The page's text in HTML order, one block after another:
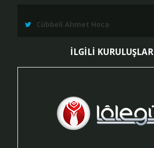
Cübbeli Ahmet Hoca
İLGİLİ KURULUŞLAR